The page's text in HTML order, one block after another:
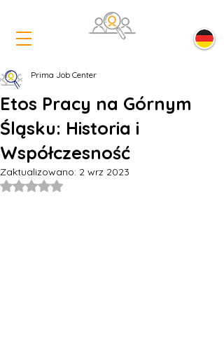
Etos Pracy na Górnym
Śląsku: Historia i
Współczesność
Prima Job Center
Zaktualizowano: 2 wrz 2023
Oceniono na NaN z 5 gwiazdek.